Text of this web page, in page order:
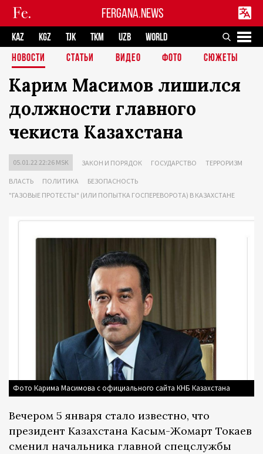
FERGANA.NEWS
KAZ KGZ TJK TKM UZB
WORLD
НОВОСТИ
СТАТЬИ ВИДЕО ФОТО СЮЖЕТЫ
Карим Масимов лишился
должности главного
чекиста Казахстана
05.01.22 22:26 MSK ЗАКОН И ПОРЯДОК ГОСУДАРСТВО ТЕРРОРИЗМ
ВЛАСТЬ ПОЛИТИКА
БЕЗОПАСНОСТЬ
"ГАЗОВЫЕ ПРОТЕСТЫ" (ИЛИ ПОПЫТКА ГОСПЕРЕВОРОТА) В КАЗАХСТАНЕ
Фото Карима Масимова с официального сайта КНБ Казахстана
Вечером 5 января стало известно, что
президент Казахстана Касым-Жомарт Токаев
сменил начальника главной спецслужбы